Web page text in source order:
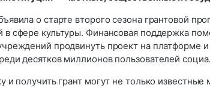
о старте второго сезона грантовой
в сфере культуры. Финансовая поддержка
продвинуть проект на платформе
десятков миллионов пользователей
и получить грант могут не только